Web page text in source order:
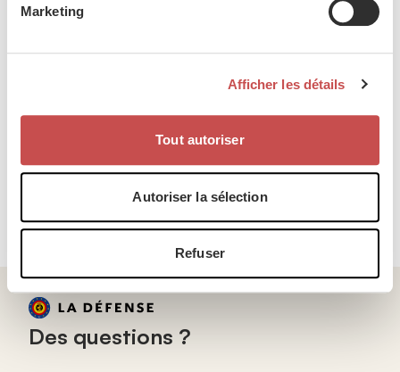
Marketing
Afficher les détails
Tout autoriser
Autoriser la sélection
Refuser
Envoyer le message
Des questions ?